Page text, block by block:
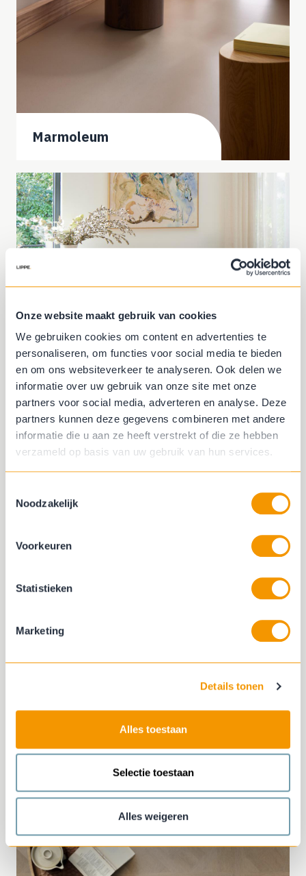
Onze website maakt gebruik van cookies
We gebruiken cookies om content en advertenties te
personaliseren, om functies voor social media te bieden
en om ons websiteverkeer te analyseren. Ook delen we
informatie over uw gebruik van onze site met onze
partners voor social media, adverteren en analyse. Deze
partners kunnen deze gegevens combineren met andere
informatie die u aan ze heeft verstrekt of die ze hebben
verzameld op basis van uw gebruik van hun services.
Noodzakelijk
Voorkeuren
Statistieken
Marketing
Details tonen
Alles toestaan
Selectie toestaan
Alles weigeren
Marmoleum
Vinyl
Vloerkleden